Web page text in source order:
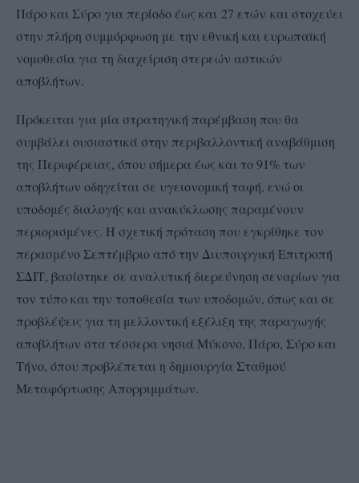
Πάρο και Σύρο για περίοδο έως και 27 ετών και στοχεύει
στην πλήρη συμμόρφωση με την εθνική και ευρωπαϊκή
νομοθεσία για τη διαχείριση στερεών αστικών
αποβλήτων.
Πρόκειται για μία στρατηγική παρέμβαση που θα
συμβάλει ουσιαστικά στην περιβαλλοντική αναβάθμιση
της Περιφέρειας, όπου σήμερα έως και το 91% των
αποβλήτων οδηγείται σε υγειονομική ταφή, ενώ οι
υποδομές διαλογής και ανακύκλωσης παραμένουν
περιορισμένες. Η σχετική πρόταση που εγκρίθηκε τον
περασμένο Σεπτέμβριο από την Διυπουργική Επιτροπή
ΣΔΙΤ, βασίστηκε σε αναλυτική διερεύνηση σεναρίων για
τον τύπο και την τοποθεσία των υποδομών, όπως και σε
προβλέψεις για τη μελλοντική εξέλιξη της παραγωγής
αποβλήτων στα τέσσερα νησιά Μύκονο, Πάρο, Σύρο και
Τήνο, όπου προβλέπεται η δημιουργία Σταθμού
Μεταφόρτωσης Απορριμμάτων.